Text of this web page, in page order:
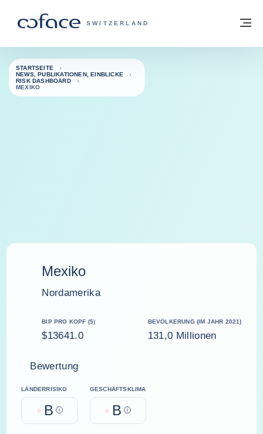
COFACE FOR TRADE - WEBSEITE DER
SWITZERLAND
Zurück zur Startseite
STARTSEITE
NEWS, PUBLIKATIONEN, EINBLICKE
RISK DASHBOARD
MEXIKO
Mexiko
Nordamerika
BIP PRO KOPF ($)
$13641.0
BEVÖLKERUNG (IM JAHR 2021)
131,0 Millionen
Bewertung
LÄNDERRISIKO
B Help
GESCHÄFTSKLIMA
B Help